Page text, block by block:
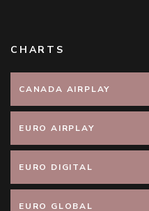
CHARTS
CANADA AIRPLAY
EURO AIRPLAY
EURO DIGITAL
EURO GLOBAL